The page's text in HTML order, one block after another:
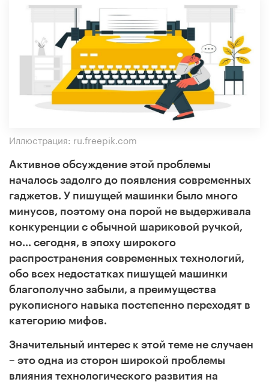
Иллюстрация: ru.freepik.com
Активное обсуждение этой проблемы
началось задолго до появления современных
гаджетов. У пишущей машинки было много
минусов, поэтому она порой не выдерживала
конкуренции с обычной шариковой ручкой,
но… сегодня, в эпоху широкого
распространения современных технологий,
обо всех недостатках пишущей машинки
благополучно забыли, а преимущества
рукописного навыка постепенно переходят в
категорию мифов.
Значительный интерес к этой теме не случаен
– это одна из сторон широкой проблемы
влияния технологического развития на